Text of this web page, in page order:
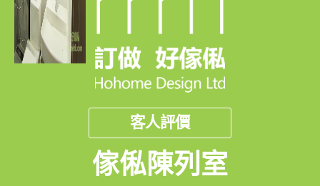
客人評價
傢俬陳列室